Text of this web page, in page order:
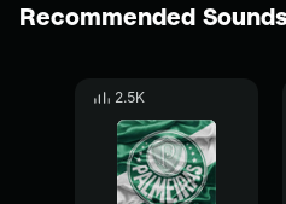
Recommended
2.5K